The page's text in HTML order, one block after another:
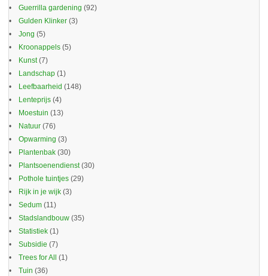
Guerrilla gardening (92)
Gulden Klinker (3)
Jong (5)
Kroonappels (5)
Kunst(7)
Landschap (1)
Leefbaarheid (148)
Lenteprijs (4)
Moestuin (13)
Natuur (76)
Opwarming (3)
Plantenbak (30)
Plantsoenendienst(30)
Pothole tuintjes (29)
Rijk in je wijk (3)
Sedum (11)
Stadslandbouw (35)
Statistiek (1)
Subsidie (7)
Trees for All
(1)
Tuin (36)